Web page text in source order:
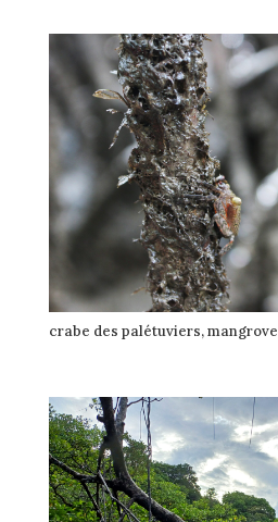
crabe des palétuviers, mangrove